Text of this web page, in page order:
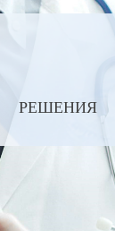
РЕШЕНИЯ